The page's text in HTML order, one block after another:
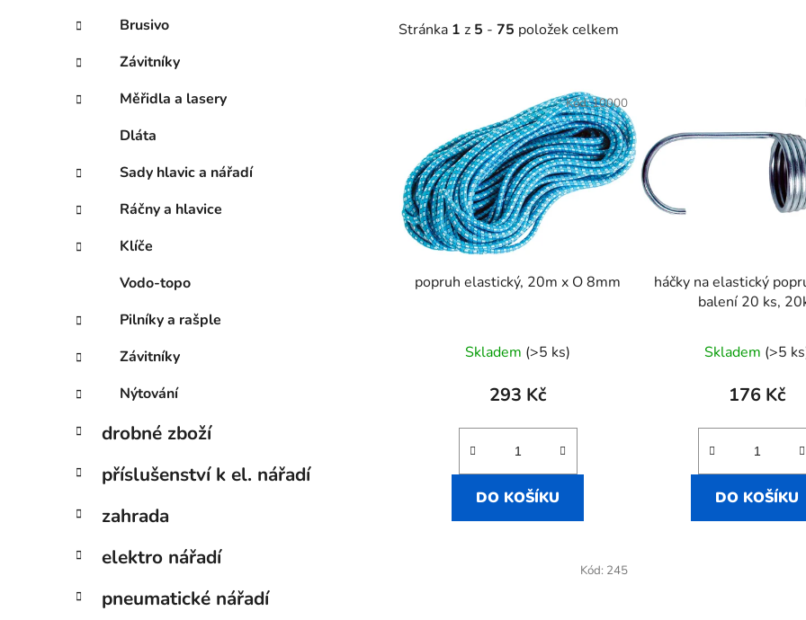
Brusivo
Závitníky
Měřidla a lasery
Dláta
Sady hlavic a nářadí
Ráčny a hlavice
Klíče
Vodo-topo
Pilníky a rašple
Závitníky
Nýtování
drobné zboží
příslušenství k el. nářadí
zahrada
elektro nářadí
pneumatické nářadí
Stránka 1 z 5 - 75 položek celkem
s
p
r
popruh elastický, 20m x O 8mm
Skladem (>5 ks)
293 Kč
DO KOŠÍKU
Kód:10000
háčky na elastický
balení 20 ks,
Skladem (>5
176 Kč
DO KOŠÍKU
Kód: 245